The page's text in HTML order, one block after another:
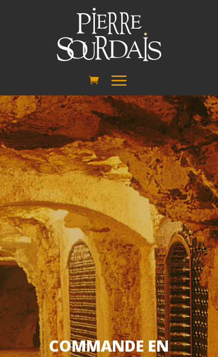
COMMANDE EN